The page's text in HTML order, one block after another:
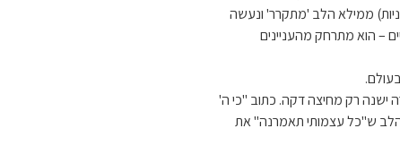
ממילא הלב 'מתקרר' ונעשה
– הוא מתרחק מהעניינים
ישנה רק מחיצה דקה. כתוב "כי ה'
ש"כל עצמותי תאמרנה" את